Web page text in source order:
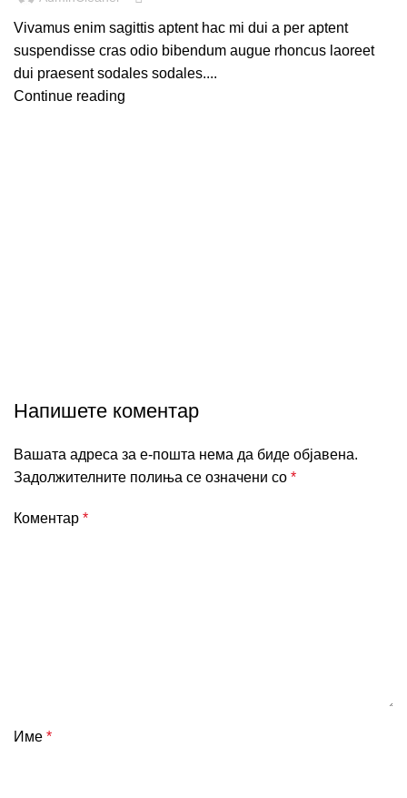
Vivamus enim sagittis aptent hac mi dui a per aptent
suspendisse cras odio bibendum augue rhoncus laoreet
dui praesent sodales sodales....
Continue reading
Напишете коментар
Вашата адреса за е-пошта нема да биде објавена.
Задолжителните полиња се означени со *
Коментар *
Име *